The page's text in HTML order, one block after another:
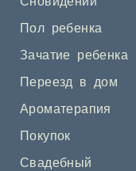
Пол ребенка
Зачатие ребенка
Переезд в дом
Ароматерапия
Покупок
Свадебный